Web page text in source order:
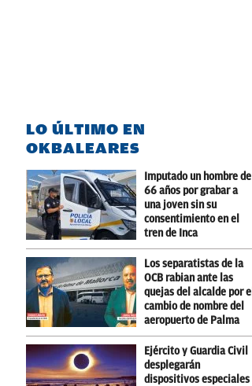
LO ÚLTIMO EN
OKBALEARES
Imputado un hombre de
66 años por grabar a
una joven sin su
consentimiento en el
tren de Inca
Los separatistas de la
OCB rabian ante las
quejas del alcalde por el
cambio de nombre del
aeropuerto de Palma
Ejército y Guardia Civil
desplegarán
dispositivos especiales